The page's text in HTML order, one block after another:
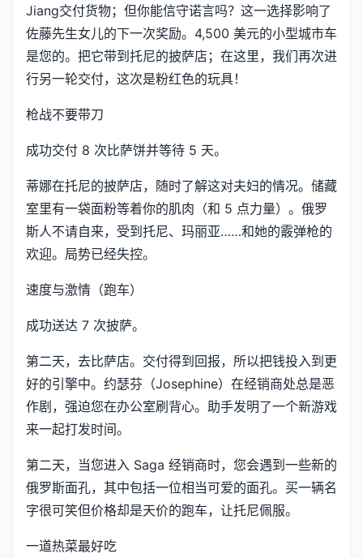
Jiang交付货物；但你能信守诺言吗？这一选择影响了
佐藤先生女儿的下一次奖励。4,500 美元的小型城市车
是您的。把它带到托尼的披萨店；在这里，我们再次进
行另一轮交付，这次是粉红色的玩具！
枪战不要带刀
成功交付 8 次比萨饼并等待 5 天。
蒂娜在托尼的披萨店，随时了解这对夫妇的情况。储藏
室里有一袋面粉等着你的肌肉（和 5 点力量）。俄罗
斯人不请自来，受到托尼、玛丽亚……和她的霰弹枪的
欢迎。局势已经失控。
速度与激情（跑车）
成功送达 7 次披萨。
第二天，去比萨店。交付得到回报，所以把钱投入到更
好的引擎中。约瑟芬（Josephine）在经销商处总是恶
作剧，强迫您在办公室刷背心。助手发明了一个新游戏
来一起打发时间。
第二天，当您进入 Saga 经销商时，您会遇到一些新的
俄罗斯面孔，其中包括一位相当可爱的面孔。买一辆名
字很可笑但价格却是天价的跑车，让托尼佩服。
一道热菜最好吃